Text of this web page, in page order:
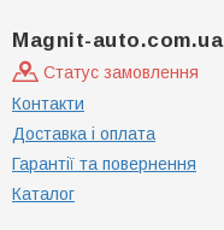
Magnit-auto.com.ua
Статус замовлення
Контакти
Доставка і оплата
Гарантії та повернення
Каталог